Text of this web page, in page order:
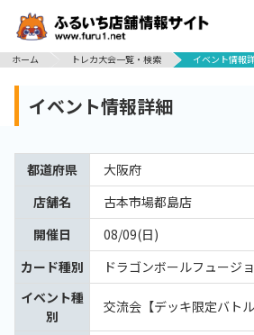
ホーム
トレカ大会一覧・検索 イベント情報
イベント情報詳細
都道府県
大阪府
店舗名
古本市場都島店
開催日
08/09(日)
カード種別
ドラゴンボールフュージ
イベント種
別
交流会【デッキ限定バトル